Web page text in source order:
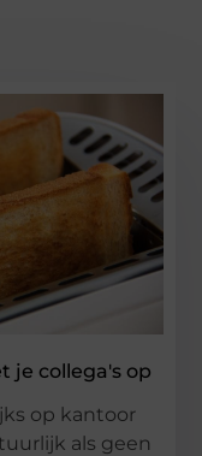
je collega's op
op kantoor
als geen